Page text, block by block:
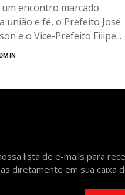
um encontro marcado
união e fé, o Prefeito José
e o Vice-Prefeito Filipe...
lista de e-mails para
diretamente em sua caixa